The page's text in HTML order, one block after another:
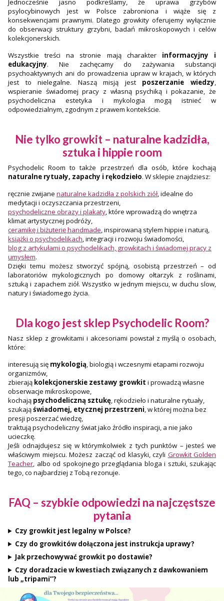
Jednocześnie jasno podkreślamy, że uprawa grzybów
psylocybinowych jest w Polsce zabroniona i wiąże się z
konsekwencjami prawnymi. Dlatego growkity oferujemy wyłącznie
do obserwacji struktury grzybni, badań mikroskopowych i celów
kolekcjonerskich.
Wszystkie treści na stronie mają charakter informacyjny i
edukacyjny. Nie zachęcamy do zażywania substancji
psychoaktywnych ani do prowadzenia upraw w krajach, w których
jest to nielegalne. Naszą misją jest poszerzanie wiedzy,
wspieranie świadomej pracy z własną psychiką i pokazanie, że
psychodeliczna estetyka i mykologia mogą istnieć w
odpowiedzialnym, zgodnym z prawem kontekście.
Nie tylko growkit – naturalne kadzidła,
sztuka i hippie room
Psychodelic Room to także przestrzeń dla osób, które kochają
naturalne rytuały, zapachy i rękodzieło. W sklepie znajdziesz:
ręcznie zwijane naturalne kadzidła z polskich ziół, idealne do
medytacji i oczyszczania przestrzeni,
psychodeliczne obrazy i plakaty, które wprowadzą do wnętrza
klimat artystycznej podróży,
ceramikę i biżuterię handmade, inspirowaną stylem hippie i naturą,
książki o psychodelikach, integracji i rozwoju świadomości,
blog z artykułami o psychodelikach, growkitach i świadomej pracy z
umysłem.
Dzięki temu możesz stworzyć spójną, osobistą przestrzeń – od
laboratoriów mykologicznych po domowy ołtarzyk z roślinami,
sztuką i zapachem ziół. Wszystko w jednym miejscu, w duchu slow,
natury i świadomego życia.
Dla kogo jest sklep Psychodelic Room?
Nasz sklep z growkitami i akcesoriami powstał z myślą o osobach,
które:
interesują się mykologią, biologią i wczesnymi etapami rozwoju
organizmów,
zbierają kolekcjonerskie zestawy growkit i prowadzą własne
obserwacje mikroskopowe,
kochają psychodeliczną sztukę, rękodzieło i naturalne rytuały,
szukająświadomej, etycznej przestrzeni, w której można bez
presji poszerzać wiedzę,
traktują psychodeliczny świat jako źródło inspiracji, a nie jako
ucieczkę.
Jeśli odnajdujesz się w którymkolwiek z tych punktów – jesteś we
właściwym miejscu. Możesz zacząć od klasyki, czyli Growkit Golden
Teacher, albo od spokojnego przeglądania bloga i sztuki, szukając
tego, co najbardziej z Tobą rezonuje.
FAQ – szybkie odpowiedzi na najczęstsze
pytania
Czy growkit jest legalny w Polsce?
Czy do growkitów dołączona jest instrukcja uprawy?
Jak przechowywać growkit po dostawie?
Czy doradzacie w kwestiach związanych z dawkowaniem
lub „tripami”?